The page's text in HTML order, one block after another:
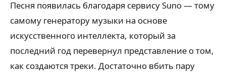
Песня появилась благодаря сервису Suno — тому
самому генератору музыки на основе
искусственного интеллекта, который за
последний год перевернул представление о том,
как создаются треки. Достаточно вбить пару